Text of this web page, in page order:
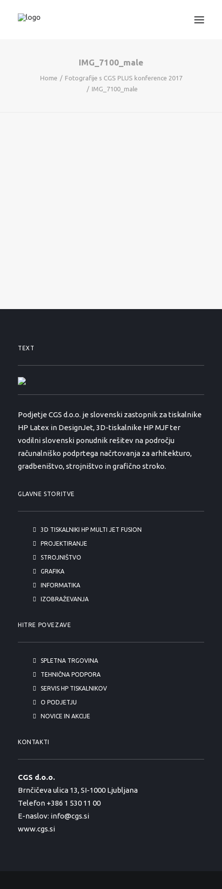
PROJEKTIRANJE
IMG_7100_male
Home
Fotografije s CGS PLUS konference 2017
IMG_7100_male
TEXT
Podjetje CGS d.o.o. je slovenski zastopnik za tiskalnike
HP Latex in DesignJet, 3D-tiskalnike HP MJF ter
vodilni slovenski ponudnik rešitev na področju
računalniško podprtega načrtovanja za arhitekturo,
gradbeništvo, strojništvo in grafično stroko.
GLAVNE STORITVE
3D TISKALNIKI HP MULTI JET FUSION
PROJEKTIRANJE
STROJNIŠTVO
GRAFIKA
INFORMATIKA
IZOBRAŽEVANJA
HITRE POVEZAVE
SPLETNA TRGOVINA
TEHNIČNA PODPORA
SERVIS HP TISKALNIKOV
O PODJETJU
NOVICE IN AKCIJE
KONTAKTI
CGS d.o.o.
Brnčičeva ulica 13, SI-1000 Ljubljana
Telefon +386 1 530 11 00
E-naslov: info@cgs.si
www.cgs.si